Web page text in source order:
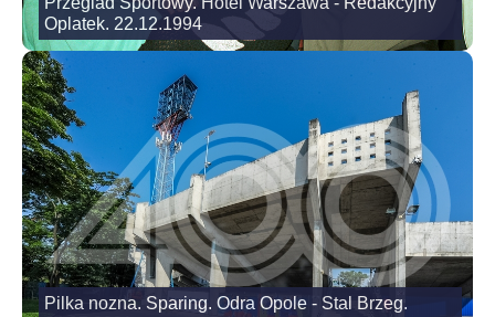
Oplatek. 22.12.1994
Pilka nozna. Sparing. Odra Opole - Stal Brzeg.